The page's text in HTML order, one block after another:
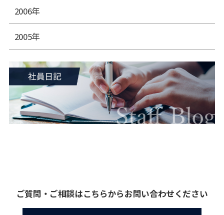
2006年
2005年
ご質問・ご相談はこちらからお問い合わせください